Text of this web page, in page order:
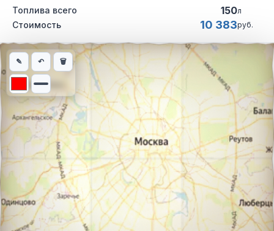
Топлива всего 150л
Стоимость 10 383руб.
Интерактивная карта автомобильного маршрута из города
✎ ↶ 🗑